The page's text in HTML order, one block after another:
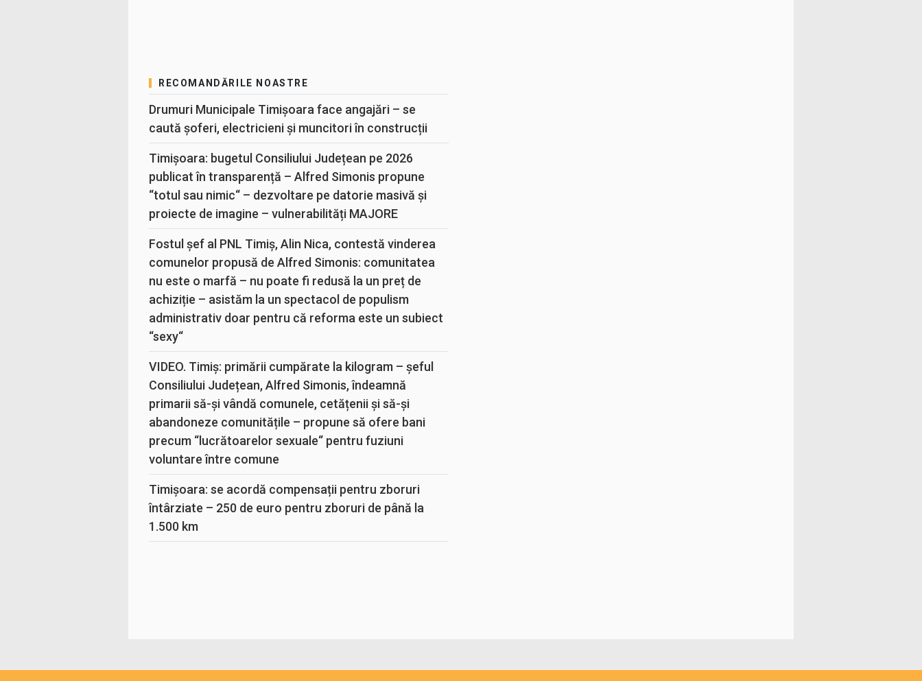
RECOMANDĂRILE NOASTRE
Drumuri Municipale Timișoara face angajări – se
caută șoferi, electricieni și muncitori în construcții
Timișoara: bugetul Consiliului Județean pe 2026
publicat în transparență – Alfred Simonis propune
“totul sau nimic“ – dezvoltare pe datorie masivă și
proiecte de imagine – vulnerabilități MAJORE
Fostul șef al PNL Timiș, Alin Nica, contestă vinderea
comunelor propusă de Alfred Simonis: comunitatea
nu este o marfă – nu poate fi redusă la un preț de
achiziție – asistăm la un spectacol de populism
administrativ doar pentru că reforma este un subiect
“sexy“
VIDEO. Timiș: primării cumpărate la kilogram – șeful
Consiliului Județean, Alfred Simonis, îndeamnă
primarii să-și vândă comunele, cetățenii și să-și
abandoneze comunitățile – propune să ofere bani
precum “lucrătoarelor sexuale“ pentru fuziuni
voluntare între comune
Timișoara: se acordă compensații pentru zboruri
întârziate – 250 de euro pentru zboruri de până la
1.500 km